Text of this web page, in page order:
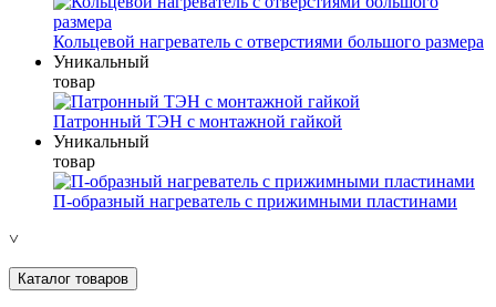
Кольцевой нагреватель с отверстиями большого размера
Уникальный
товар
Патронный ТЭН с монтажной гайкой
Уникальный
товар
П-образный нагреватель с прижимными пластинами
˅
Каталог товаров